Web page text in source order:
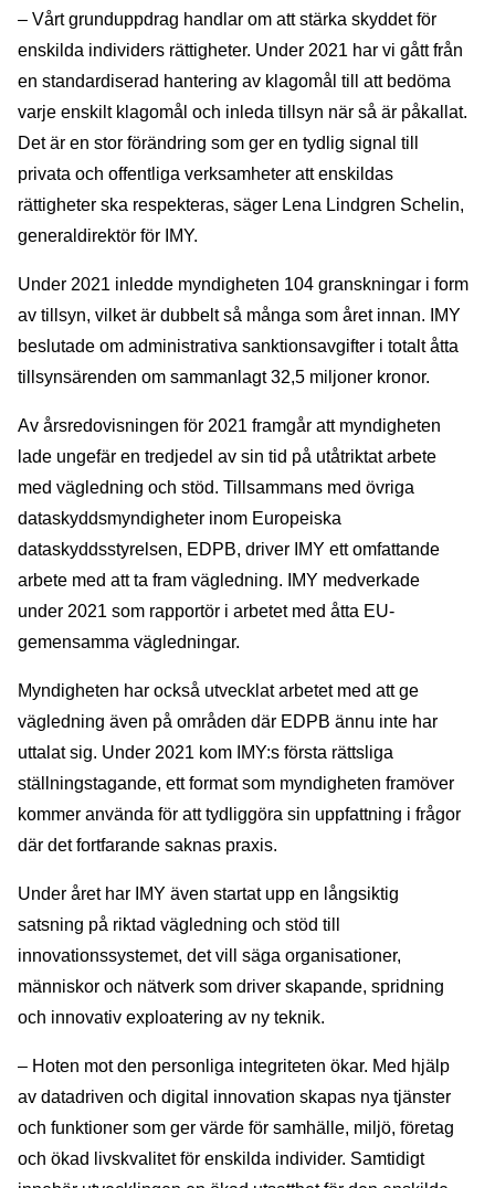
– Vårt grunduppdrag handlar om att stärka skyddet för
enskilda individers rättigheter. Under 2021 har vi gått från
en standardiserad hantering av klagomål till att bedöma
varje enskilt klagomål och inleda tillsyn när så är påkallat.
Det är en stor förändring som ger en tydlig signal till
privata och offentliga verksamheter att enskildas
rättigheter ska respekteras, säger Lena Lindgren Schelin,
generaldirektör för IMY.
Under 2021 inledde myndigheten 104 granskningar i form
av tillsyn, vilket är dubbelt så många som året innan. IMY
beslutade om administrativa sanktionsavgifter i totalt åtta
tillsynsärenden om sammanlagt 32,5 miljoner kronor.
Av årsredovisningen för 2021 framgår att myndigheten
lade ungefär en tredjedel av sin tid på utåtriktat arbete
med vägledning och stöd. Tillsammans med övriga
dataskyddsmyndigheter inom Europeiska
dataskyddsstyrelsen, EDPB, driver IMY ett omfattande
arbete med att ta fram vägledning. IMY medverkade
under 2021 som rapportör i arbetet med åtta EU-
gemensamma vägledningar.
Myndigheten har också utvecklat arbetet med att ge
vägledning även på områden där EDPB ännu inte har
uttalat sig. Under 2021 kom IMY:s första rättsliga
ställningstagande, ett format som myndigheten framöver
kommer använda för att tydliggöra sin uppfattning i frågor
där det fortfarande saknas praxis.
Under året har IMY även startat upp en långsiktig
satsning på riktad vägledning och stöd till
innovationssystemet, det vill säga organisationer,
människor och nätverk som driver skapande, spridning
och innovativ exploatering av ny teknik.
– Hoten mot den personliga integriteten ökar. Med hjälp
av datadriven och digital innovation skapas nya tjänster
och funktioner som ger värde för samhälle, miljö, företag
och ökad livskvalitet för enskilda individer. Samtidigt